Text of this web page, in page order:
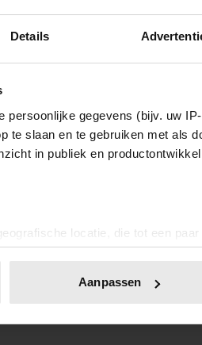
Details
persoonlijke gegevens (bijv. uw
te slaan en te gebruiken met als
in publiek en
locatie, die tot een
actief te scannen op specifieke
in de Cookieverklaring.
te personaliseren, om
Aanpassen